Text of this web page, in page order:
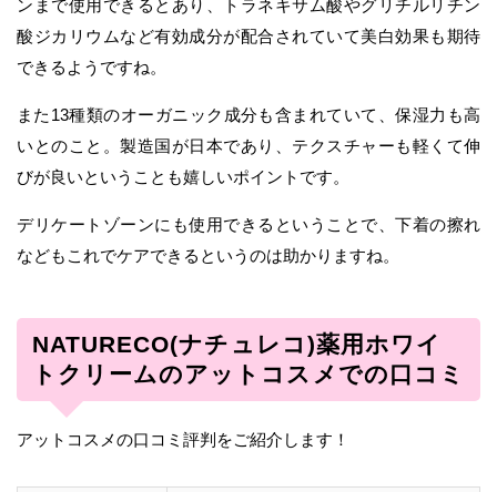
ンまで使用できるとあり、トラネキサム酸やグリチルリチン
酸ジカリウムなど有効成分が配合されていて美白効果も期待
できるようですね。
また13種類のオーガニック成分も含まれていて、保湿力も高
いとのこと。製造国が日本であり、テクスチャーも軽くて伸
びが良いということも嬉しいポイントです。
デリケートゾーンにも使用できるということで、下着の擦れ
などもこれでケアできるというのは助かりますね。
NATURECO(ナチュレコ)薬用ホワイ
トクリームのアットコスメでの口コミ
アットコスメの口コミ評判をご紹介します！